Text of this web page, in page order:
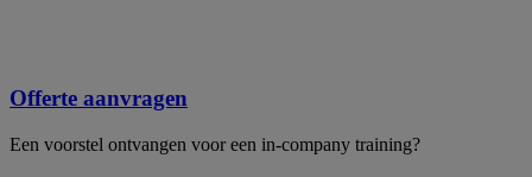
Offerte aanvragen
Een voorstel ontvangen voor een in-company training?